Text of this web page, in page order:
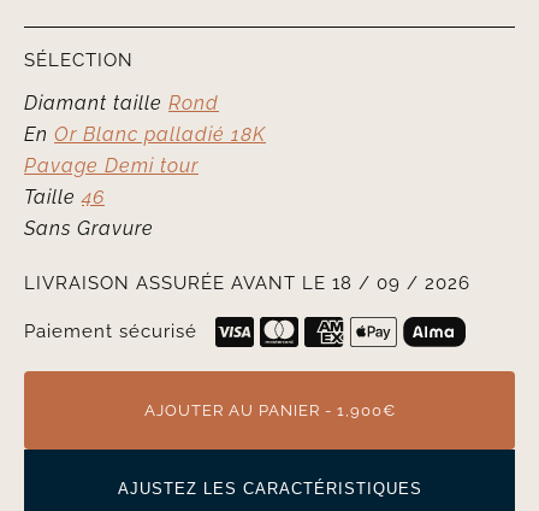
SÉLECTION
Diamant taille Rond
En Or Blanc palladié 18K
Pavage Demi tour
Taille46
Sans Gravure
LIVRAISON ASSURÉE AVANT LE 18 / 09 / 2026
Paiement sécurisé
AJOUTER AU PANIER - 1,900€
AJUSTEZ LES CARACTÉRISTIQUES